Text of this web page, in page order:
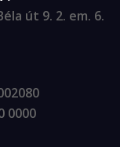
út 9. 2. em. 6.
0000